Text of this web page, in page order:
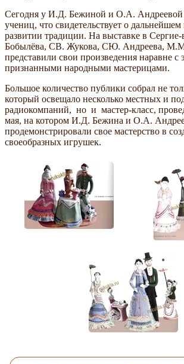
Сегодня у И.Д. Бежиной и О.А. Андре­евой
учениц, что свиде­тельствует о
развитии традиции. На выставке в
Бобылёва, СВ. Жукова, СЮ. Андреева,
предста­вили свои произведения наравне с
признанными народными мастерицами.
Большое количество публики собрал не
который освещало несколько местных и
радиокомпаний, но и мастер-класс,
мая, на котором И.Д. Бежина и О.А.
продемонстрировали свое мастерство в
своеобразных игрушек.